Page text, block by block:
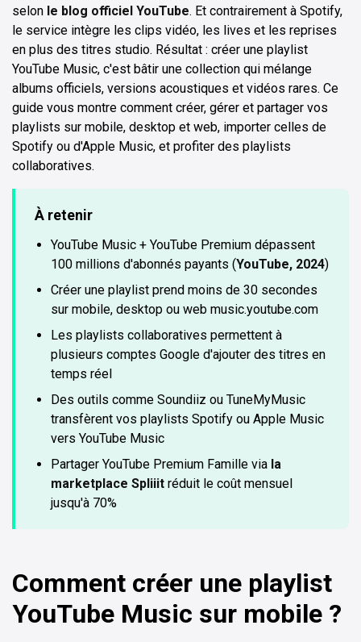
selon le blog officiel YouTube. Et contrairement à Spotify,
le service intègre les clips vidéo, les lives et les reprises
en plus des titres studio. Résultat : créer une playlist
YouTube Music, c'est bâtir une collection qui mélange
albums officiels, versions acoustiques et vidéos rares. Ce
guide vous montre comment créer, gérer et partager vos
playlists sur mobile, desktop et web, importer celles de
Spotify ou d'Apple Music, et profiter des playlists
collaboratives.
À retenir
YouTube Music + YouTube Premium dépassent
100 millions d'abonnés payants (YouTube, 2024)
Créer une playlist prend moins de 30 secondes
sur mobile, desktop ou web music.youtube.com
Les playlists collaboratives permettent à
plusieurs comptes Google d'ajouter des titres en
temps réel
Des outils comme Soundiiz ou TuneMyMusic
transfèrent vos playlists Spotify ou Apple Music
vers YouTube Music
Partager YouTube Premium Famille via la
marketplace Spliiit réduit le coût mensuel
jusqu'à 70%
Comment créer une playlist
YouTube Music sur mobile ?